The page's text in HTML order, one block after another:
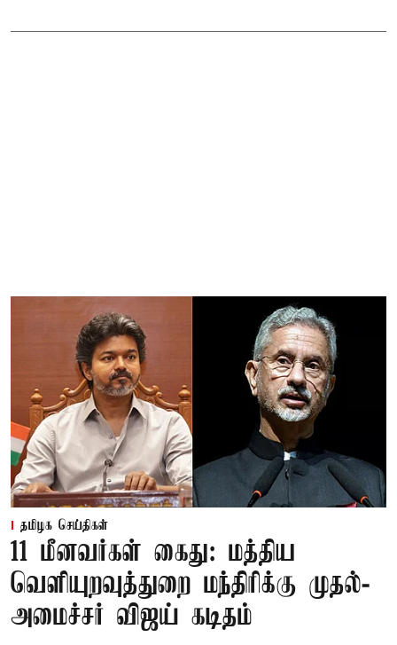
தமிழக செய்திகள்
11 மீனவர்கள் கைது: மத்திய
வெளியுறவுத்துறை மந்திரிக்கு முதல்-
அமைச்சர் விஜய் கடிதம்